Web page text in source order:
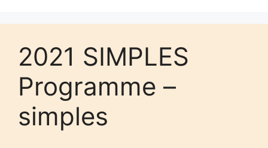
2021 SIMPLES
Programme –
simples